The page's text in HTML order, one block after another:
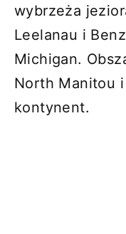
wybrzeża
Leelanau i
Michigan.
North Manitou
kontynent.